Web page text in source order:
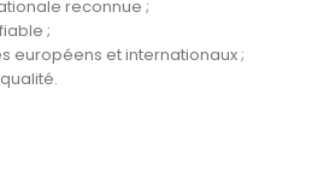
reconnue ;
;
européens et internationaux ;